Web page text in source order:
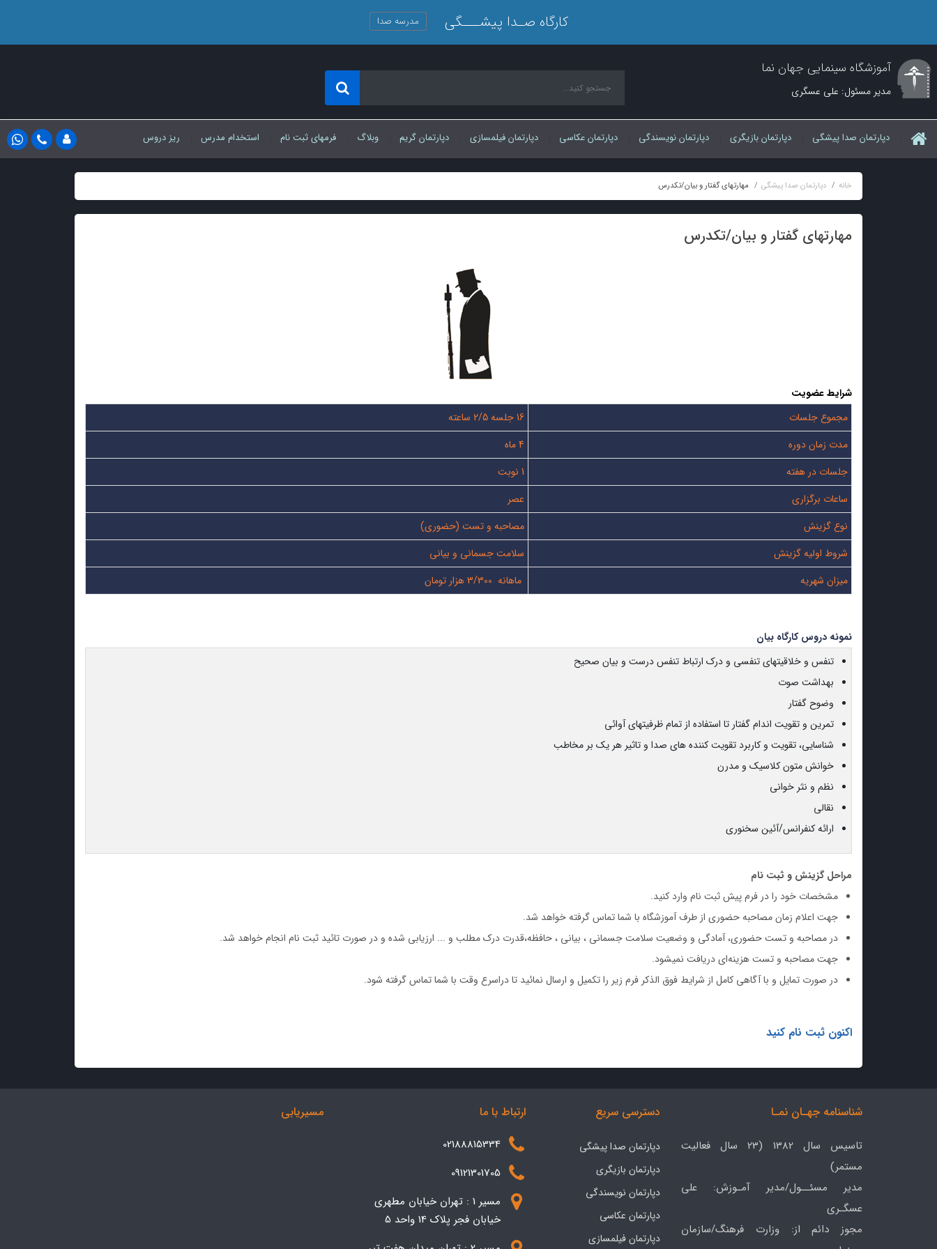
کارگاه صـدا پیشـــگی مدرسه صدا
آموزشگاه سینمایی جهان نما
مدیر مسئول: علی عسگری
دپارتمان صدا پیشگی دپارتمان بازیگری دپارتمان نویسندگی دپارتمان عکاسی دپارتمان فیلمسازی دپارتمان گریم وبلاگ فرمهای ثبت نام استخدام مدرس ریز دروس
خانه دپارتمان صدا پیشگی مهارتهای گفتار و بیان/تکدرس
مهارتهای گفتار و بیان/تکدرس
شرایط عضویت
مجموع جلسات
16 جلسه 2/5 ساعته
مدت زمان دوره
4 ماه
جلسات در هفته
1 نوبت
ساعات برگزاری
عصر
نوع گزینش
مصاحبه و تست (حضوری)
شروط اولیه گزینش
سلامت جسمانی و بیانی
میزان شهریه
ماهانه 3/300 هزار تومان
نمونه دروس کارگاه بیان
تنفس و خلاقیتهای تنفسی و درک ارتباط تنفس درست و بیان صحیح
بهداشت صوت
وضوح گفتار
تمرین و تقویت اندام گفتار تا استفاده از تمام ظرفیتهای آوائی
شناسایی، تقویت و کاربرد تقویت کننده های صدا و تاثیر هر یک بر مخاطب
خوانش متون کلاسیک و مدرن
نظم و نثر خوانی
نقالی
ارائه کنفرانس/آئین سخنوری
مراحل گزینش و ثبت نام
مشخصات خود را در فرم پیش ثبت نام وارد کنید.
جهت اعلام زمان مصاحبه حضوری از طرف آموزشگاه با شما تماس گرفته خواهد شد.
در مصاحبه و تست حضوری، آمادگی و وضعیت سلامت جسمانی ، بیانی ، حافظه،قدرت درک مطلب و ... ارزیابی شده و در صورت تائید ثبت نام انجام خواهد شد.
جهت مصاحبه و تست هزینه‌ای دریافت نمیشود.
در صورت تمایل و با آگاهی کامل از شرایط فوق الذکر فرم زیر را تکمیل و ارسال نمائید تا دراسرع وقت با شما تماس گرفته شود.
اکنون ثبت نام کنید
شناسنامه جهـان نمـا
تاسیس سال 1382 (23 سال فعالیت
مستمر)
مدیر مسئــول/مدیر آمـوزش: علی
عسگـری
مجوز دائم از: وزارت فرهنگ/سازمان
دسترسی سریع
دپارتمان صدا پیشگی
دپارتمان بازیگری
دپارتمان نویسندگی
دپارتمان عکاسی
دپارتمان فیلمسازی
ارتباط با ما
02188815334
09121301705
مسیر 1 : تهران خیابان مطهری
خیابان فجر پلاک 14 واحد 5
مسیریابی